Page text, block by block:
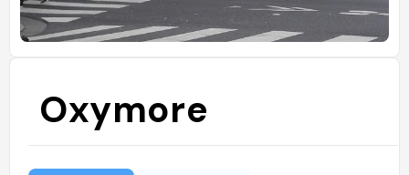
Oxymore